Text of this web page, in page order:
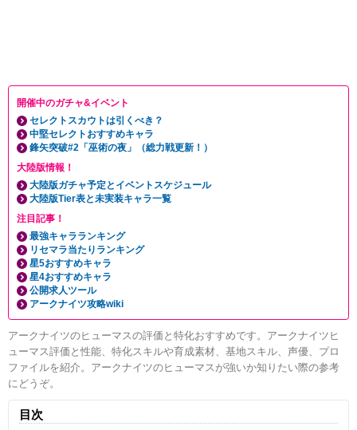
開催中のガチャ&イベント
セレクトスカウトは引くべき？
中堅セレクトおすすめキャラ
鋒矢突破#2「巫術の夜」（総力戦更新！）
大陸版情報！
大陸版ガチャ予定とイベントスケジュール
大陸版Tier表と未実装キャラ一覧
注目記事！
最強キャラランキング
リセマラ当たりランキング
星5おすすめキャラ
星4おすすめキャラ
公開求人ツール
アークナイツ攻略wiki
アークナイツのヒューマスの評価と特化おすすめです。アークナイツヒ
ューマス評価と性能、特化スキルや育成素材、基地スキル、声優、プロ
ファイルを紹介。アークナイツのヒューマスが強いか知りたい際の参考
にどうぞ。
目次